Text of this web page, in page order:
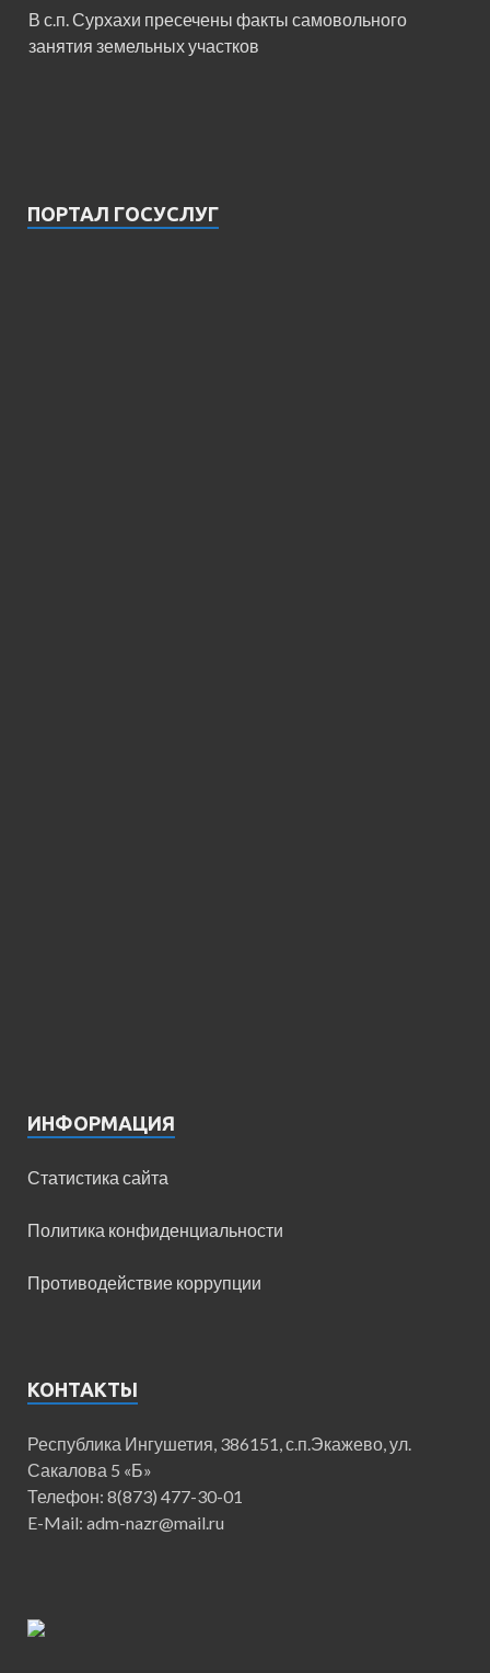
В с.п. Сурхахи пресечены факты самовольного
занятия земельных участков
ПОРТАЛ ГОСУСЛУГ
ИНФОРМАЦИЯ
Статистика сайта
Политика конфиденциальности
Противодействие коррупции
КОНТАКТЫ
Республика Ингушетия, 386151, с.п.Экажево, ул.
Сакалова 5 «Б»
Телефон: 8(873) 477-30-01
E-Mail: adm-nazr@mail.ru